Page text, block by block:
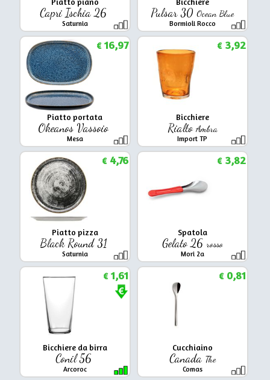
Capri Ischia 26
Saturnia
Pulsar 30Ocean Blue
Bormioli Rocco
Piatto portata
Okeanos Vassoio
Mesa
€16,97
Bicchiere
Rialto Ambra
Import TP
€3,92
Piatto pizza
Black Round 31
Saturnia
€4,76
Spatola
Gelato 26 rosso
Mori 2a
€3,82
Bicchiere da birra
Conil 56
Arcoroc
€1,61
Cucchiaino
Canada The
Comas
€0,81